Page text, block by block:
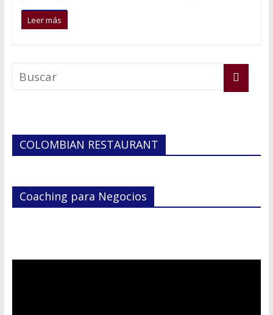
Leer más
COLOMBIAN RESTAURANT
Coaching para Negocios